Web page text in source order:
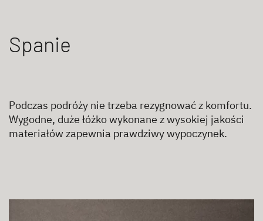
Spanie
Podczas podróży nie trzeba rezygnować z komfortu.
Wygodne, duże łóżko wykonane z wysokiej jakości
materiałów zapewnia prawdziwy wypoczynek.